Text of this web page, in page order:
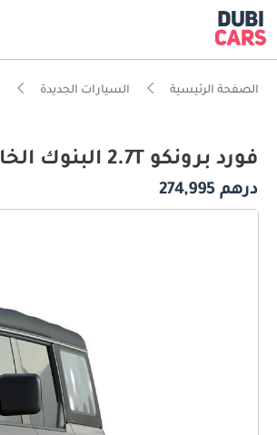
الصفحة الرئيسية السيارات الجديدة
فورد برونكو 2.7T البنوك الخارجية 2026
درهم 274,995